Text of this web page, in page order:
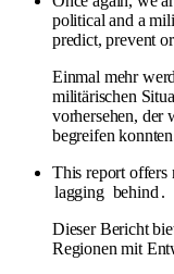
political and a
predict, prevent
Einmal mehr
militärischen
vorhersehen, der
begreifen
This report offers
lagging behind .
Dieser Bericht
Regionen mit